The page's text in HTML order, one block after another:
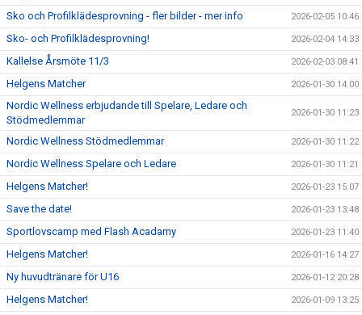
Sko och Profilklädesprovning - fler bilder - mer info 2026-02-05 10:46
Sko- och Profilklädesprovning! 2026-02-04 14:33
Kallelse Årsmöte 11/3 2026-02-03 08:41
Helgens Matcher 2026-01-30 14:00
Nordic Wellness erbjudande till Spelare, Ledare och
Stödmedlemmar
2026-01-30 11:23
Nordic Wellness Stödmedlemmar 2026-01-30 11:22
Nordic Wellness Spelare och Ledare 2026-01-30 11:21
Helgens Matcher! 2026-01-23 15:07
Save the date! 2026-01-23 13:48
Sportlovscamp med Flash Acadamy 2026-01-23 11:40
Helgens Matcher! 2026-01-16 14:27
Ny huvudtränare för U16 2026-01-12 20:28
Helgens Matcher! 2026-01-09 13:25